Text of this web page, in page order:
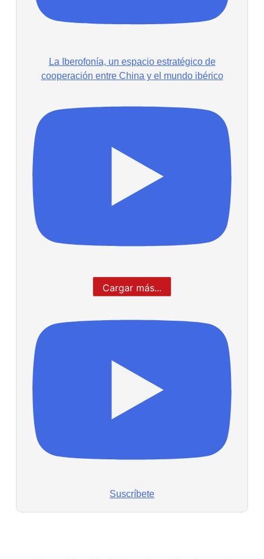
La Iberofonía, un espacio estratégico de
cooperación entre China y el mundo ibérico
Cargar más...
Suscríbete